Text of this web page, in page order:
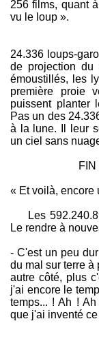
256 films, quant
vu le loup ».
24.336 loups-
de projection
émoustillés, les
première proie
puissent planter
Pas un des
à la lune. Il leur
un ciel sans
FIN DE
« Et voilà, encore
Les
Le rendre à
- C'est un peu
du mal sur terre à
autre côté, plus
j'ai encore le
temps... ! Ah !
que j'ai inventé